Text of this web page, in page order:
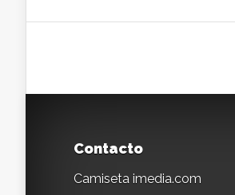
Contacto
Camiseta imedia.com